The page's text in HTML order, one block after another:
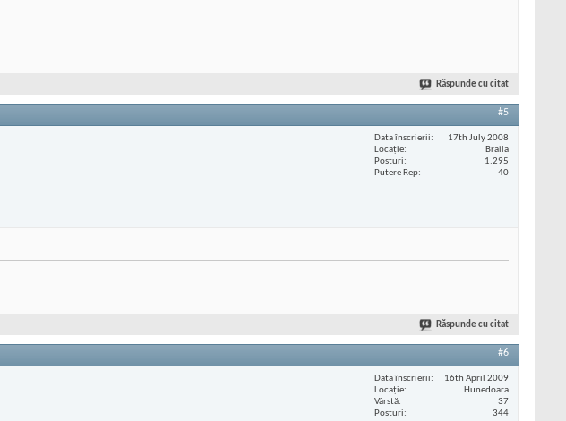
Răspunde cu citat
#5
Data înscrierii
17th July 2008
Locaţie
Braila
Posturi
1.295
Putere Rep
40
Răspunde cu citat
#6
Data înscrierii
16th April 2009
Locaţie
Hunedoara
Vârstă
37
Posturi
344